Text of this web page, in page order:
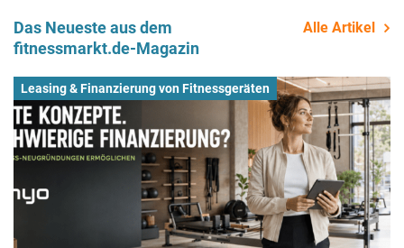
Das Neueste aus dem
fitnessmarkt.de-Magazin
Alle Artikel
Leasing & Finanzierung von Fitnessgeräten